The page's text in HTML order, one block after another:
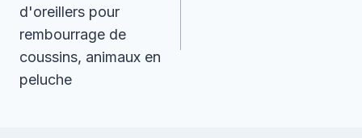
d'oreillers pour
rembourrage de
coussins, animaux en
peluche